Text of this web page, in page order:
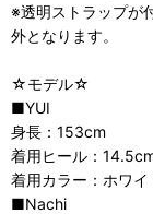
※透明ストラップが
外となります。
☆モデル☆
■YUI
身長：153cm
着用ヒール：
着用カラー：ホワイ
■Nachi